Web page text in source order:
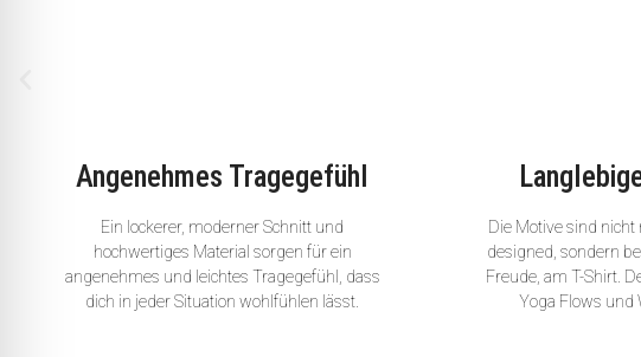
Angenehmes Tragegefühl
Ein lockerer, moderner Schnitt und
hochwertiges Material sorgen für ein
angenehmes und leichtes Tragegefühl, dass
dich in jeder Situation wohlfühlen lässt.
Die Motive sind
designed, sondern
Freude, am T-Shirt.
Yoga Flows und